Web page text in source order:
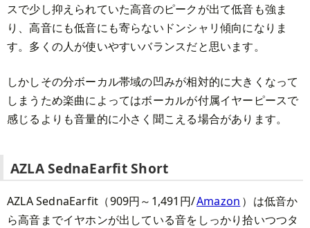
スで少し抑えられていた高音のピークが出て低音も強ま
り、高音にも低音にも寄らないドンシャリ傾向になりま
す。多くの人が使いやすいバランスだと思います。
しかしその分ボーカル帯域の凹みが相対的に大きくなって
しまうため楽曲によってはボーカルが付属イヤーピースで
感じるよりも音量的に小さく聞こえる場合があります。
AZLA SednaEarfit Short
AZLA SednaEarfit（909円～1,491円/Amazon ）は低音か
ら高音までイヤホンが出している音をしっかり拾いつつタ